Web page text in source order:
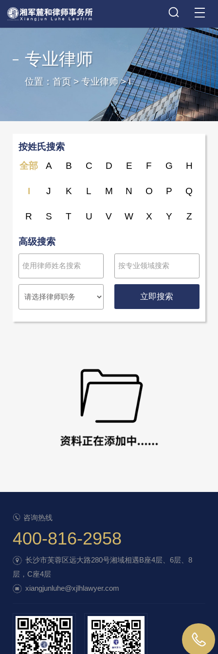
专业律师
位置：首页 >专业律师>I
按姓氏搜索
全部
A B C D E F G H
I J K L M N O P Q
R S T U V W X Y Z
高级搜索
立即搜索
咨询热线
400-816-2958
长沙市芙蓉区远大路280号湘域相遇B座4层、6层、8
层，C座4层
xiangjunluhe@xjlhlawyer.com